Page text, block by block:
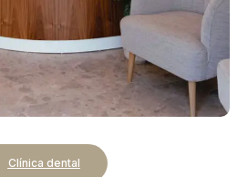
Clínica dental